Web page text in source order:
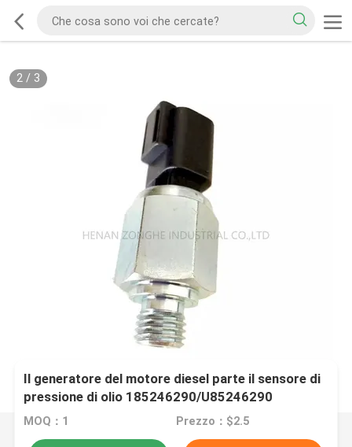
2/ 3
Il generatore del motore diesel parte il sensore di
pressione di olio 185246290/U85246290
MOQ：1 Prezzo：$2.5